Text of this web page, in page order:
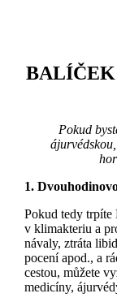
Pokud
1.
Pokud tedy trpíte
v klimakteriu a
návaly, ztráta
pocení apod., a
cestou, můžete
medicíny,